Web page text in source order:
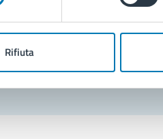
Rifiuta
Problemi in città